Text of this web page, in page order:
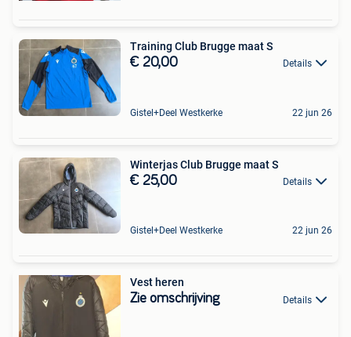
Training Club Brugge maat S
€ 20,00 Details
Gistel+Deel Westkerke 22 jun 26
Winterjas Club Brugge maat S
€ 25,00 Details
Gistel+Deel Westkerke 22 jun 26
Vest heren
Zie omschrijving Details